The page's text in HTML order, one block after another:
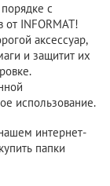
с
INFORMAT!
аксессуар,
и защитит их
использование.
интернет-
папки